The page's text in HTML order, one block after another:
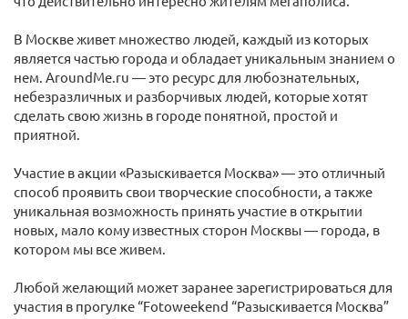
В Москве живет множество людей, каждый из которых
является частью города и обладает уникальным знанием о
нем. AroundMe.ru — это ресурс для любознательных,
небезразличных и разборчивых людей, которые хотят
сделать свою жизнь в городе понятной, простой и
приятной.
Участие в акции «Разыскивается Москва» — это отличный
способ проявить свои творческие способности, а также
уникальная возможность принять участие в открытии
новых, мало кому известных сторон Москвы — города, в
котором мы все живем.
Любой желающий может заранее зарегистрироваться для
участия в прогулке “Fotoweekend “Разыскивается Москва”